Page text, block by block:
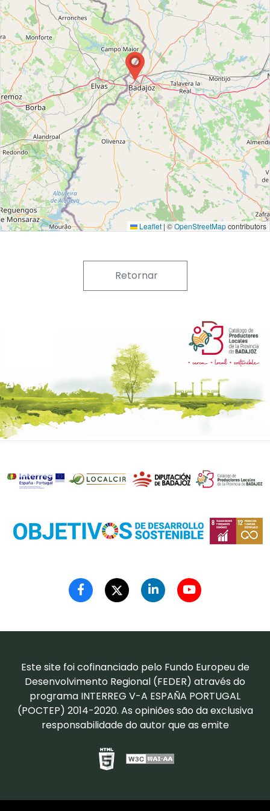
Leaflet | ©OpenStreetMapcontributors
Retornar
Este site foi cofinanciado pelo Fundo Europeu de
Desenvolvimento Regional (FEDER) através do
programa INTERREG V-A ESPAÑA PORTUGAL
(POCTEP) 2014-2020. As opiniões são da exclusiva
responsabilidade do autor que as emite